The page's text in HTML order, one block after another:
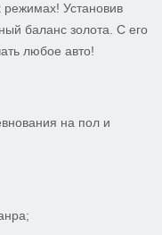
режимах! Установив
баланс золота. С его
любое авто!
на пол и